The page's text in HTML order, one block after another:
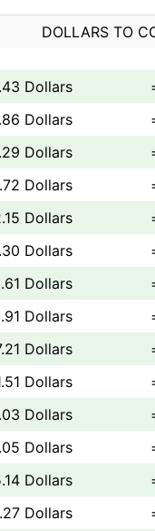
DOLLARS TO
Dollars
Dollars
Dollars
Dollars
Dollars
Dollars
Dollars
Dollars
Dollars
Dollars
Dollars
Dollars
Dollars
Dollars